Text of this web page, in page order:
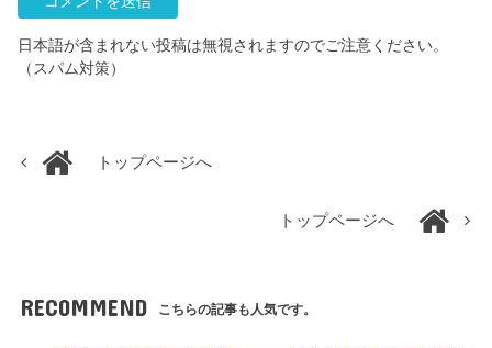
日本語が含まれない投稿は無視されますのでご注意ください。
（スパム対策）
トップページへ
トップページへ
RECOMMEND こちらの記事も人気です。